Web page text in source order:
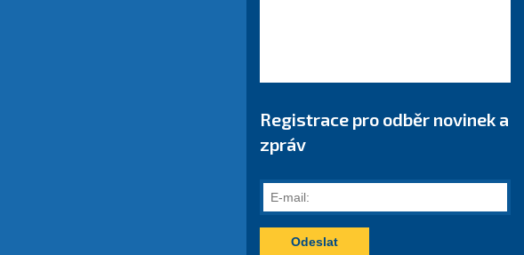
Registrace pro odběr novinek a
zpráv
E-
mail: